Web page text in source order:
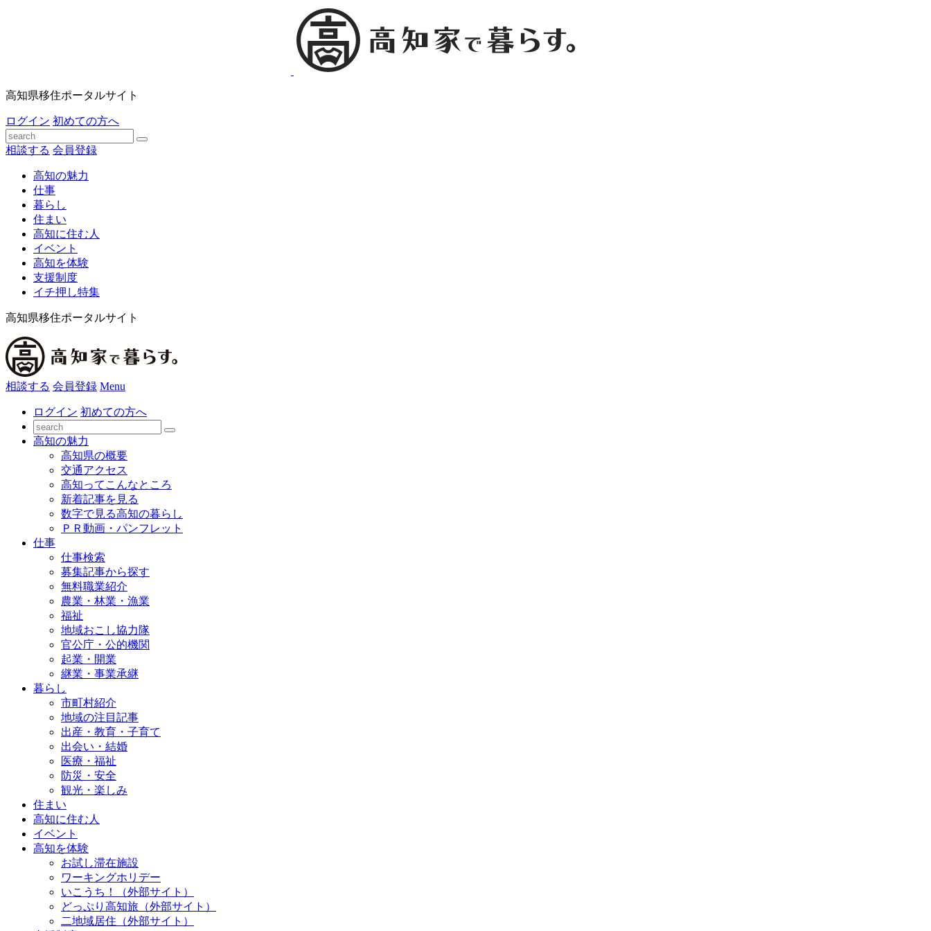
高知県移住ポータルサイト
ログイン 初めての方へ
相談する 会員登録
高知の魅力
仕事
暮らし
住まい
高知に住む人
イベント
高知を体験
支援制度
イチ押し特集
高知県移住ポータルサイト
相談する 会員登録 Menu
ログイン 初めての方へ
高知の魅力
高知県の概要
交通アクセス
高知ってこんなところ
新着記事を見る
数字で見る高知の暮らし
ＰＲ動画・パンフレット
仕事
仕事検索
募集記事から探す
無料職業紹介
農業・林業・漁業
福祉
地域おこし協力隊
官公庁・公的機関
起業・開業
継業・事業承継
暮らし
市町村紹介
地域の注目記事
出産・教育・子育て
出会い・結婚
医療・福祉
防災・安全
観光・楽しみ
住まい
高知に住む人
イベント
高知を体験
お試し滞在施設
ワーキングホリデー
いこうち！（外部サイト）
どっぷり高知旅（外部サイト）
二地域居住（外部サイト）